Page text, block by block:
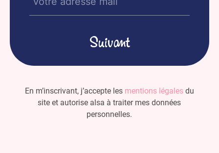
E-
mail
En m’inscrivant, j’accepte les mentions légalesdu
site et autorise alsa à traiter mes données
personnelles.